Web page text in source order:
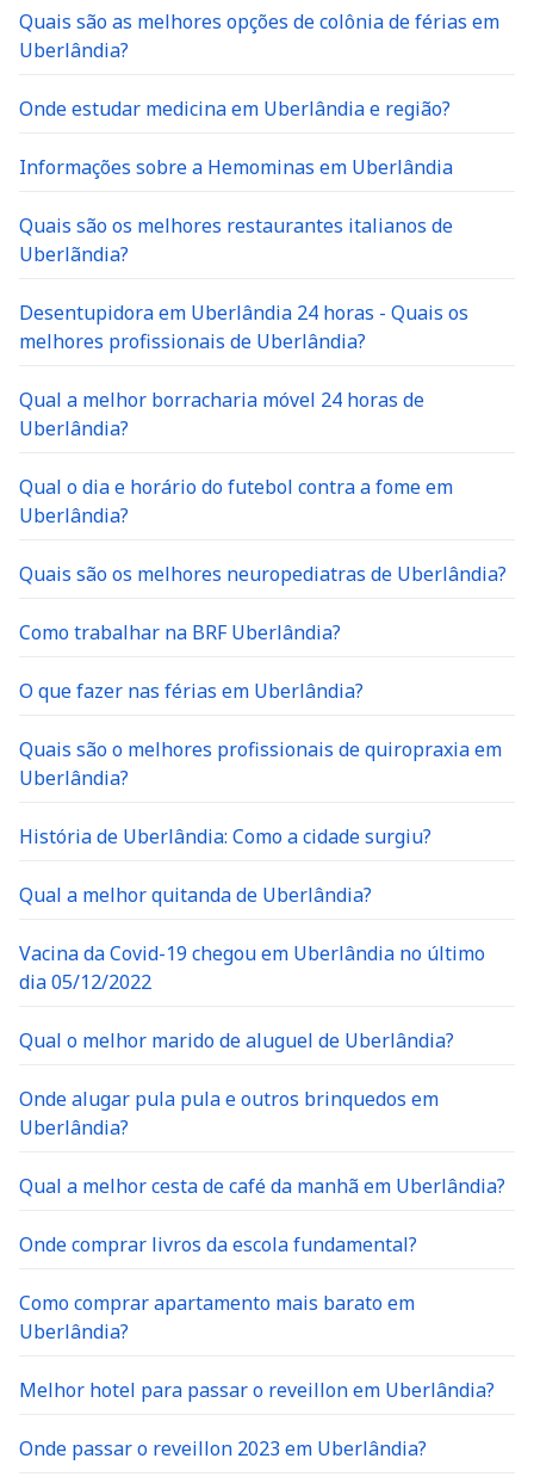
Quais são as melhores opções de colônia de férias em
Uberlândia?
Onde estudar medicina em Uberlândia e região?
Informações sobre a Hemominas em Uberlândia
Quais são os melhores restaurantes italianos de
Uberlãndia?
Desentupidora em Uberlândia 24 horas - Quais os
melhores profissionais de Uberlândia?
Qual a melhor borracharia móvel 24 horas de
Uberlândia?
Qual o dia e horário do futebol contra a fome em
Uberlândia?
Quais são os melhores neuropediatras de Uberlândia?
Como trabalhar na BRF Uberlândia?
O que fazer nas férias em Uberlândia?
Quais são o melhores profissionais de quiropraxia em
Uberlândia?
História de Uberlândia: Como a cidade surgiu?
Qual a melhor quitanda de Uberlândia?
Vacina da Covid-19 chegou em Uberlândia no último
dia 05/12/2022
Qual o melhor marido de aluguel de Uberlândia?
Onde alugar pula pula e outros brinquedos em
Uberlândia?
Qual a melhor cesta de café da manhã em Uberlândia?
Onde comprar livros da escola fundamental?
Como comprar apartamento mais barato em
Uberlândia?
Melhor hotel para passar o reveillon em Uberlândia?
Onde passar o reveillon 2023 em Uberlândia?